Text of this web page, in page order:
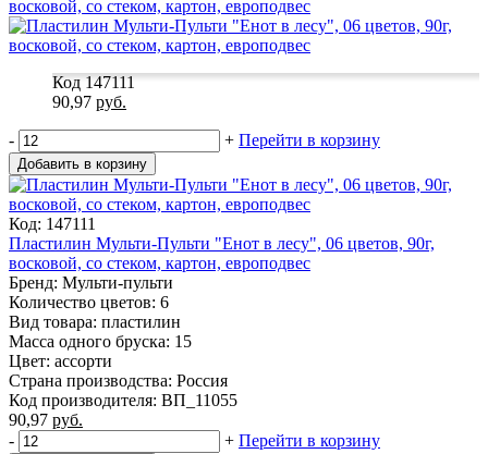
восковой, со стеком, картон, европодвес
Код 147111
90,97 руб.
- + Перейти в корзину
Добавить в корзину
Код: 147111
Пластилин Мульти-Пульти "Енот в лесу", 06 цветов, 90г,
восковой, со стеком, картон, европодвес
Бренд: Мульти-пульти
Количество цветов: 6
Вид товара: пластилин
Масса одного бруска: 15
Цвет: ассорти
Страна производства: Россия
Код производителя: ВП_11055
90,97 руб.
-
+ Перейти в корзину